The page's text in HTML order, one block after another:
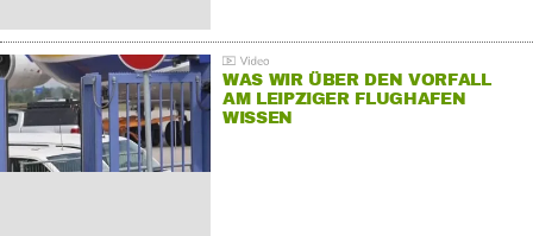
WAS WIR ÜBER DEN VORFALL
AM LEIPZIGER FLUGHAFEN
WISSEN